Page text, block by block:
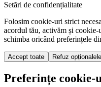
Setări de confidențialitate
Folosim cookie-uri strict
acordul tău, activăm și
schimba oricând preferințele
Accept toate Refuz opționalele
Preferințe cookie-